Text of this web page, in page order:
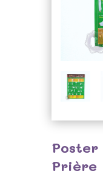
Poster
Prière